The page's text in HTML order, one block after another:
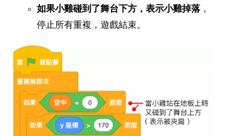
如果小雞碰到了舞台下方，表示小雞掉落，
停止所有重複，遊戲結束。